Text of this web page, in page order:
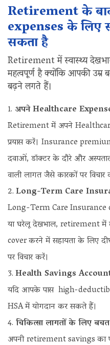
Retirement के
expenses के लिए
सकता है
Retirement में स्वास्थ्य
महत्वपूर्ण है क्योंकि आपकी
बढ़ने लगते हैं।
अपने Healthcare
Retirement में अपने
प्रयास करें। Insurance
दवाओं, डॉक्टर के दौरे और
वाली लागत जैसे कारकों पर विचार
Long-Term Care
Long-Term Care
या घरेलू देखभाल, retirement में
cover करने में सहायता के लिए
पर विचार करें।
Health Savings
यदि आपके पास high-
HSA में योगदान कर सकते हैं।
चिकित्सा लागतों के लिए
अपनी retirement savings का